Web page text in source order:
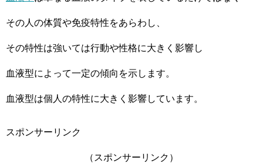
その人の体質や免疫特性をあらわし、
その特性は強いては行動や性格に大きく影響し
血液型によって一定の傾向を示します。
血液型は個人の特性に大きく影響しています。
スポンサーリンク
（スポンサーリンク）